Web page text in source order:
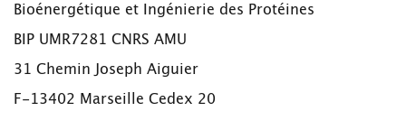
Bioénergétique et Ingénierie des Protéines
BIP UMR7281 CNRS AMU
31 Chemin Joseph Aiguier
F-13402 Marseille Cedex 20